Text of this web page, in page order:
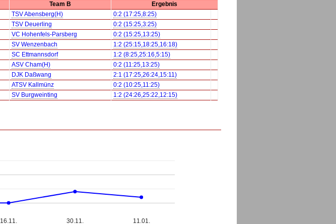
Team B
Ergebnis
TSV Abensberg(H)
0:2 (17:25,8:25)
TSV Deuerling
0:2 (15:25,3:25)
VC Hohenfels-Parsberg
0:2 (15:25,13:25)
SV Wenzenbach
1:2 (25:15,18:25,16:18)
SC Ettmannsdorf
1:2 (8:25,25:16,5:15)
ASV Cham(H)
0:2 (11:25,13:25)
DJK Daßwang
2:1 (17:25,26:24,15:11)
ATSV Kallmünz
0:2 (10:25,11:25)
SV Burgweinting
1:2 (24:26,25:22,12:15)
16.11. 30.11. 11.01.